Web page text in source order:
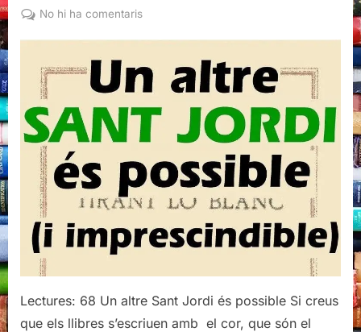
on
No hi ha comentarisa
Jordi
2017
Lectures: 68 Un altre Sant Jordi és possible Si creus
que els llibres s’escriuen amb el cor, que són el